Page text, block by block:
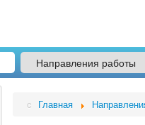
Направления работы
Главная